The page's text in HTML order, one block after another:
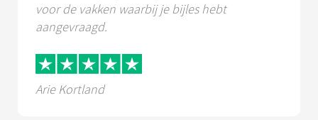
voor de vakken waarbij je bijles hebt
aangevraagd.
Arie Kortland